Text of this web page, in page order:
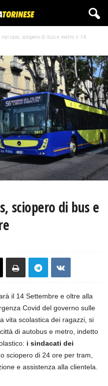
caos, sciopero di bus e metro il 14
sciopero di bus e
il 14 Settembre e oltre alla
Covid del governo sulle
vita scolastica dei ragazzi, si
di autobus e metro, indetto
i sindacati dei
sciopero di 24 ore per tram,
e assistenza alla clientela.